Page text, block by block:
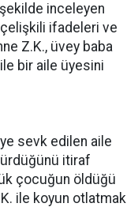
şekilde inceleyen
ifadeleri ve
Z.K., üvey baba
bir aile üyesini
sevk edilen aile
itiraf
çocuğun öldüğü
ile koyun otlatmak